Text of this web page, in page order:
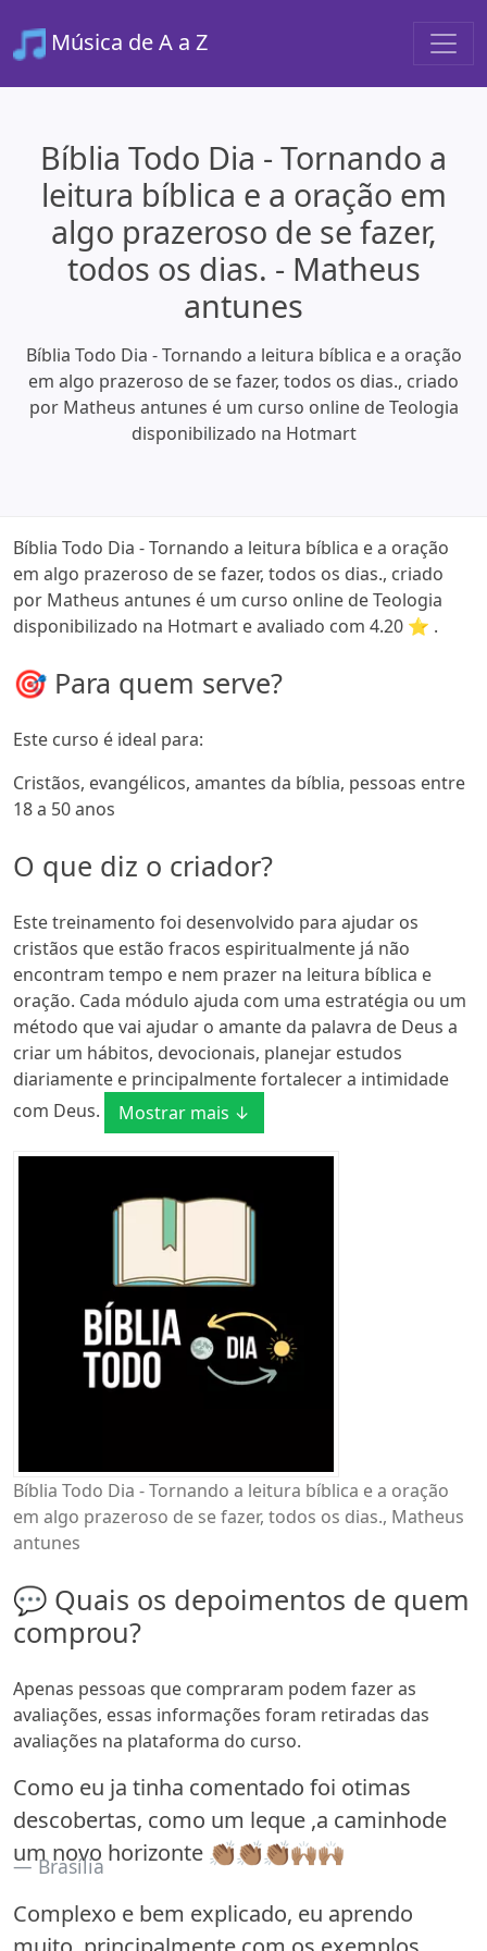
Música de A a Z
Bíblia Todo Dia - Tornando a
leitura bíblica e a oração em
algo prazeroso de se fazer,
todos os dias. - Matheus
antunes
Bíblia Todo Dia - Tornando a leitura bíblica e a oração
em algo prazeroso de se fazer, todos os dias., criado
por Matheus antunes é um curso online de Teologia
disponibilizado na Hotmart
Bíblia Todo Dia - Tornando a leitura bíblica e a oração
em algo prazeroso de se fazer, todos os dias., criado
por Matheus antunes é um curso online de Teologia
disponibilizado na Hotmart e avaliado com 4.20 ⭐ .
🎯 Para quem serve?
Este curso é ideal para:
Cristãos, evangélicos, amantes da bíblia, pessoas entre
18 a 50 anos
O que diz o criador?
Este treinamento foi desenvolvido para ajudar os
cristãos que estão fracos espiritualmente já não
encontram tempo e nem prazer na leitura bíblica e
oração. Cada módulo ajuda com uma estratégia ou um
método que vai ajudar o amante da palavra de Deus a
criar um hábitos, devocionais, planejar estudos
diariamente e principalmente fortalecer a intimidade
com Deus.
Mostrar mais ↓
Bíblia Todo Dia - Tornando a leitura bíblica e a oração
em algo prazeroso de se fazer, todos os dias., Matheus
antunes
💬 Quais os depoimentos de quem
comprou?
Apenas pessoas que compraram podem fazer as
avaliações, essas informações foram retiradas das
avaliações na plataforma do curso.
Como eu ja tinha comentado foi otimas
descobertas, como um leque ,a caminhode
um novo horizonte 👏🏽👏🏽👏🏽🙌🏽🙌🏽
Brasília
Complexo e bem explicado, eu aprendo